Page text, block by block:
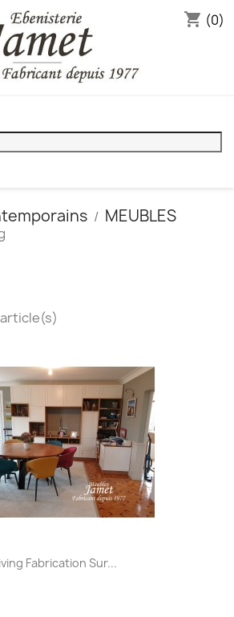
shopping_cart (0)
MEUBLES
Fabrication Sur...